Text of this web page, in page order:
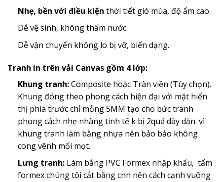
Nhẹ, bền với điều kiện thời tiết gió mùa, độ ẩm cao.
Dễ vệ sinh, không thấm nước.
Dễ vận chuyển không lo bị vỡ, biến dạng.
Tranh in trên vải Canvas gồm 4 lớp:
Khung tranh:Composite hoặc Tràn viền (Tùy chọn).
Khung đóng theo phong cách hiện đại với mặt hiển
thị phía trước chỉ mỏng 5MM tạo cho bức tranh
phong cách nhẹ nhàng tinh tế k bị 2quá dày dặn. vì
khung tranh làm bằng nhựa nên bảo bảo không
cong vênh mối mọt.
Lưng tranh:Làm bằng PVC Formex nhập khẩu, tấm
formex chúng tôi cắt bằng cnn nên cách cạnh vuông